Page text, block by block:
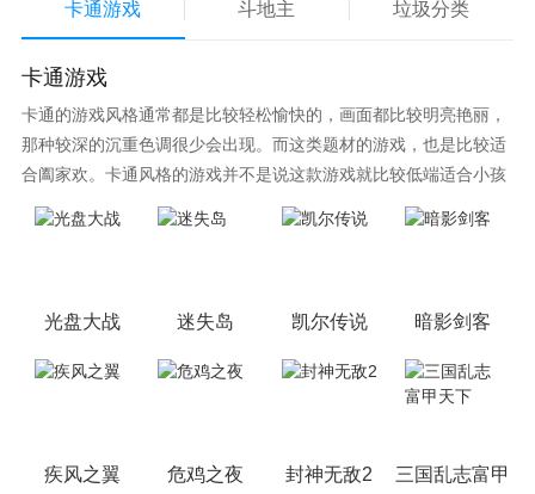
卡通游戏 斗地主 垃圾分类
卡通游戏
卡通的游戏风格通常都是比较轻松愉快的，画面都比较明亮艳丽，
那种较深的沉重色调很少会出现。而这类题材的游戏，也是比较适
合阖家欢。卡通风格的游戏并不是说这款游戏就比较低端适合小孩
子玩，因为很多游戏厂商会故意把游戏中添加进入卡通元素，这也
光盘大战 迷失岛 凯尔传说 暗影剑客
疾风之翼 危鸡之夜 封神无敌2 三国乱志富甲天